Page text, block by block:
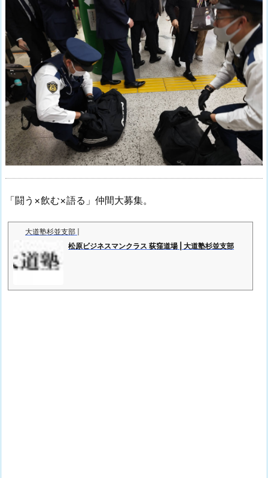
「闘う×飲む×語る」仲間大募集。
大道塾杉並支部 |
松原ビジネスマンクラス 荻窪道場 | 大道塾杉並支部